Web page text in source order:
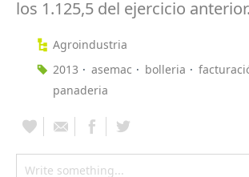
los 1.125,5 del ejercicio anterior.
Agroindustria
2013
asemac bolleria
panaderia